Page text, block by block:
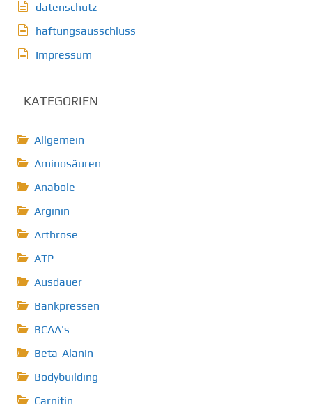
datenschutz
haftungsausschluss
Impressum
KATEGORIEN
Allgemein
Aminosäuren
Anabole
Arginin
Arthrose
ATP
Ausdauer
Bankpressen
BCAA's
Beta-Alanin
Bodybuilding
Carnitin